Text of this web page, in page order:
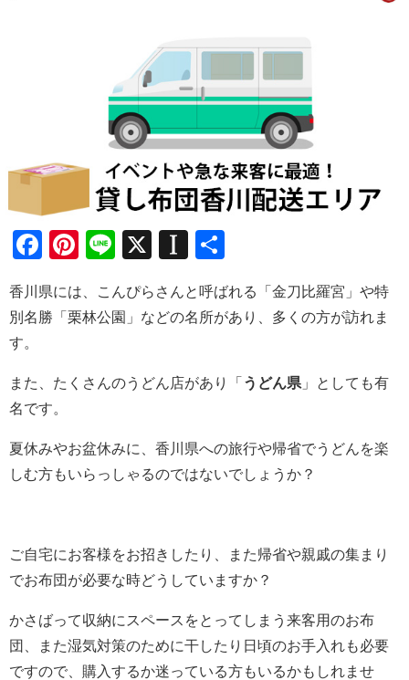
Facebook
Pinterest
Line
X Instapaper
香川県には、こんぴらさんと呼ばれる「金刀比羅宮」や特
別名勝「栗林公園」などの名所があり、多くの方が訪れま
す。
また、たくさんのうどん店があり「 うどん県 」としても有
名です。
夏休みやお盆休みに、香川県への旅行や帰省でうどんを楽
しむ方もいらっしゃるのではないでしょうか？
ご自宅にお客様をお招きしたり、また帰省や親戚の集まり
でお布団が必要な時どうしていますか？
かさばって収納にスペースをとってしまう来客用のお布
団、また湿気対策のために干したり日頃のお手入れも必要
ですので、購入するか迷っている方もいるかもしれませ